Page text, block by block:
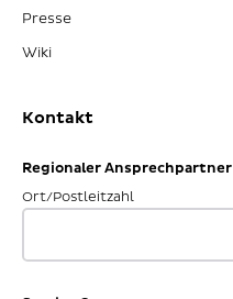
Presse
Wiki
Kontakt
Regionaler Ansprechpartner
Ort/Postleitzahl